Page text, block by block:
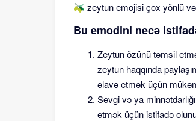
🫒 zeytun emojisi çox yönlü
Bu emodini necə
Zeytun özünü təmsil
zeytun haqqında
əlavə etmək üçün
Sevgi və ya
etmək üçün istifadə